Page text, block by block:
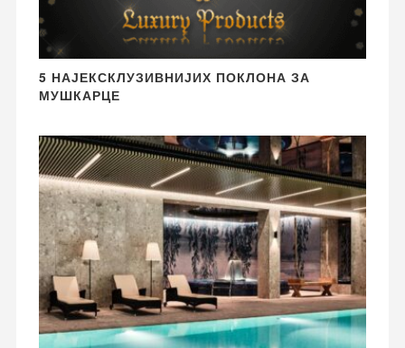
5 НАЈЕКСКЛУЗИВНИЈИХ ПОКЛОНА ЗА
МУШКАРЦЕ